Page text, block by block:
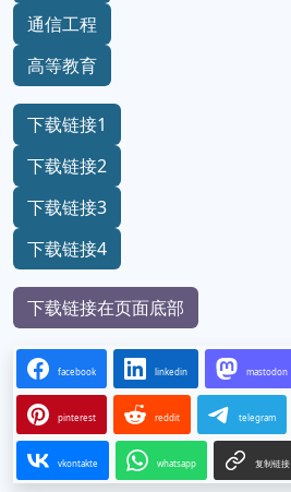
通信工程
高等教育
下载链接1
下载链接2
下载链接3
下载链接4
下载链接在页面底部
facebook linkedin mastodon
pinterest reddit telegram
vkontakte whatsapp 复制链接